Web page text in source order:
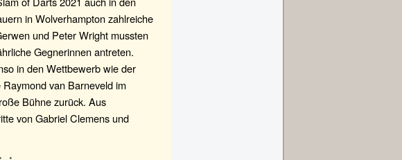
in Wolverhampton zahlreiche
und Peter Wright mussten
Gegnerinnen antreten.
in den Wettbewerb wie der
van Barneveld im
Bühne zurück. Aus
von Gabriel Clemens und